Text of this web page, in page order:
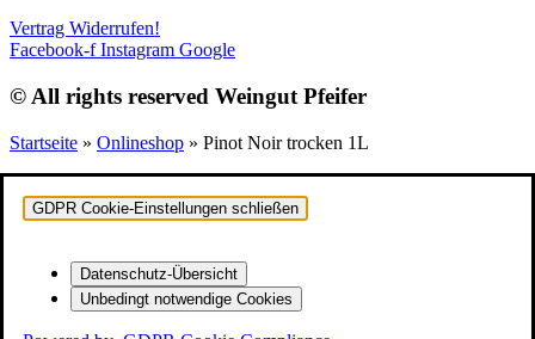
Vertrag Widerrufen!
Facebook-f Instagram Google
© All rights reserved Weingut Pfeifer
Startseite » Onlineshop » Pinot Noir trocken 1L
GDPR Cookie-Einstellungen schließen
Datenschutz-Übersicht
Unbedingt notwendige Cookies